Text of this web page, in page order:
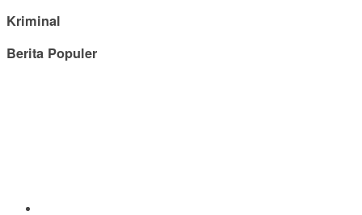
Kriminal
Berita Populer